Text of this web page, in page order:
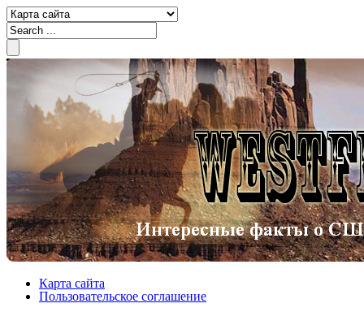
Карта сайта
Пользовательское соглашение